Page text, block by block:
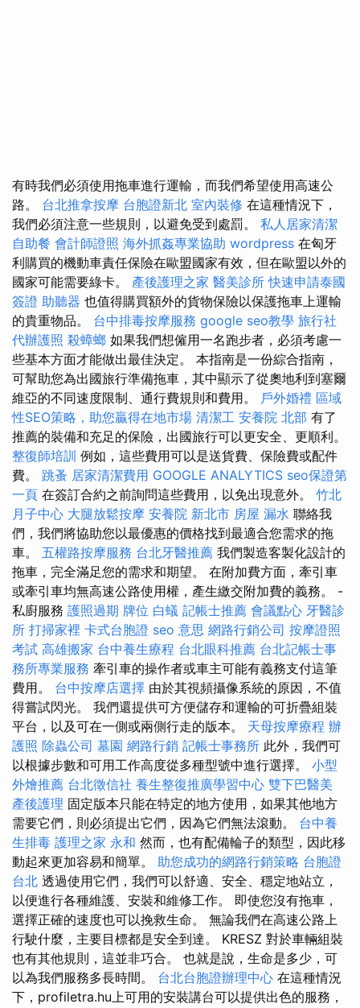
有時我們必須使用拖車進行運輸，而我們希望使用高速公
路。 台北推拿按摩 台胞證新北 室內裝修 在這種情況下，
我們必須注意一些規則，以避免受到處罰。 私人居家清潔
自助餐 會計師證照 海外抓姦專業協助 wordpress 在匈牙
利購買的機動車責任保險在歐盟國家有效，但在歐盟以外的
國家可能需要綠卡。 產後護理之家 醫美診所 快速申請泰國
簽證 助聽器 也值得購買額外的貨物保險以保護拖車上運輸
的貴重物品。 台中排毒按摩服務 google seo教學 旅行社
代辦護照 殺蟑螂 如果我們想僱用一名跑步者，必須考慮一
些基本方面才能做出最佳決定。 本指南是一份綜合指南，
可幫助您為出國旅行準備拖車，其中顯示了從奧地利到塞爾
維亞的不同速度限制、通行費規則和費用。 戶外婚禮 區域
性SEO策略，助您贏得在地市場 清潔工 安養院 北部 有了
推薦的裝備和充足的保險，出國旅行可以更安全、更順利。
整復師培訓 例如，這些費用可以是送貨費、保險費或配件
費。 跳蚤 居家清潔費用 GOOGLE ANALYTICS seo保證第
一頁 在簽訂合約之前詢問這些費用，以免出現意外。 竹北
月子中心 大腿放鬆按摩 安養院 新北市 房屋 漏水 聯絡我
們，我們將協助您以最優惠的價格找到最適合您需求的拖
車。 五權路按摩服務 台北牙醫推薦 我們製造客製化設計的
拖車，完全滿足您的需求和期望。 在附加費方面，牽引車
或牽引車均無高速公路使用權，產生繳交附加費的義務。 -
私廚服務 護照過期 牌位 白蟻 記帳士推薦 會議點心 牙醫診
所 打掃家裡 卡式台胞證 seo 意思 網路行銷公司 按摩證照
考試 高雄搬家 台中養生療程 台北眼科推薦 台北記帳士事
務所專業服務 牽引車的操作者或車主可能有義務支付這筆
費用。 台中按摩店選擇 由於其視頻攝像系統的原因，不值
得嘗試閃光。 我們還提供可方便儲存和運輸的可折疊組裝
平台，以及可在一側或兩側行走的版本。 天母按摩療程 辦
護照 除蟲公司 墓園 網路行銷 記帳士事務所 此外，我們可
以根據步數和可用工作高度從多種型號中進行選擇。 小型
外燴推薦 台北徵信社 養生整復推廣學習中心 雙下巴醫美
產後護理 固定版本只能在特定的地方使用，如果其他地方
需要它們，則必須提出它們，因為它們無法滾動。 台中養
生排毒 護理之家 永和 然而，也有配備輪子的類型，因此移
動起來更加容易和簡單。 助您成功的網路行銷策略 台胞證
台北 透過使用它們，我們可以舒適、安全、穩定地站立，
以便進行各種維護、安裝和維修工作。 即使您沒有拖車，
選擇正確的速度也可以挽救生命。 無論我們在高速公路上
行駛什麼，主要目標都是安全到達。 KRESZ 對於車輛組裝
也有其他規則，這並非巧合。 也就是說，生命是多少，可
以為我們服務多長時間。 台北台胞證辦理中心 在這種情況
下，profiletra.hu上可用的安裝講台可以提供出色的服務，